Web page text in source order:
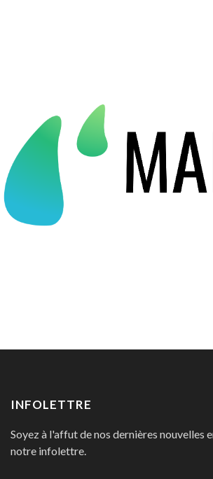
INFOLETTRE
Soyez à l'affut de nos dernières nouvelles
notre infolettre.